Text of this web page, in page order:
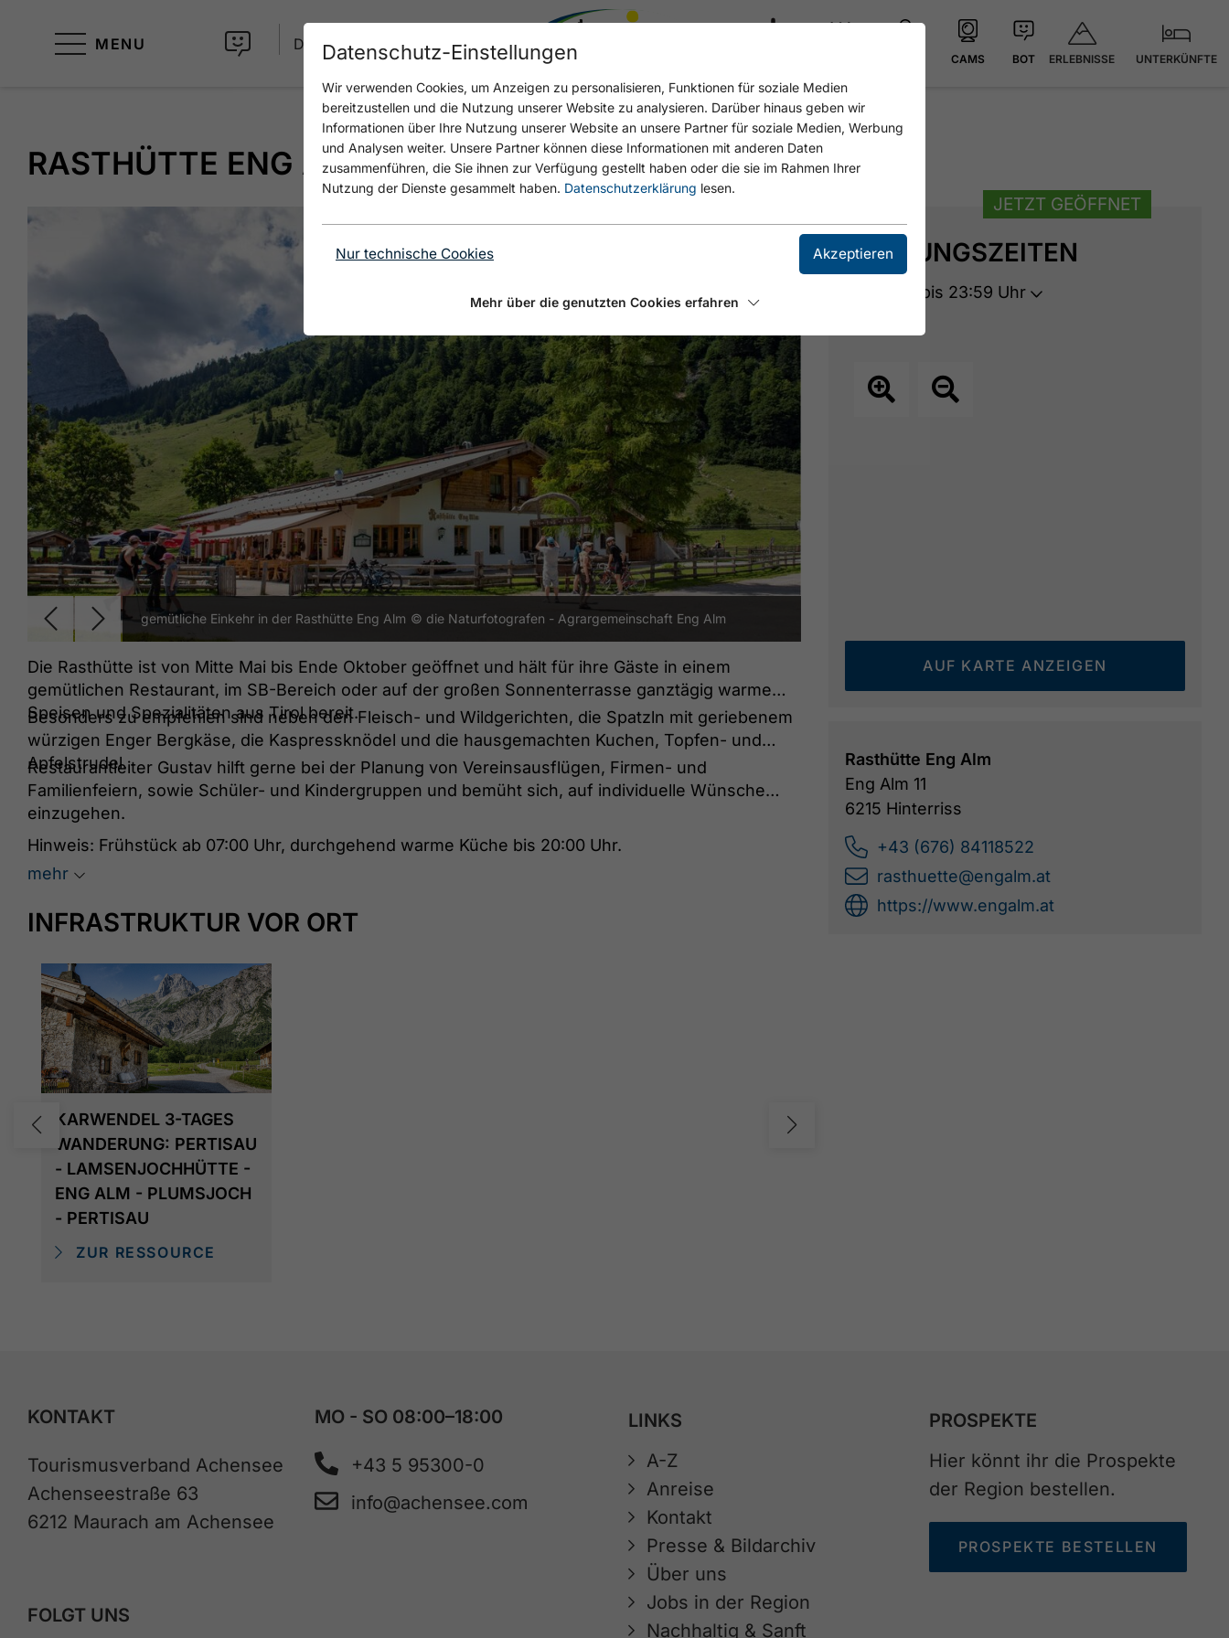
MENU DE
CAMS BOT ERLEBNISSE UNTERKÜNFTE
RASTHÜTTE ENG ALM
gemütliche Einkehr in der Rasthütte Eng Alm © die Naturfotografen - Agrargemeinschaft Eng Alm
Die Rasthütte ist von Mitte Mai bis Ende Oktober geöffnet und hält für ihre Gäste in einem
gemütlichen Restaurant, im SB-Bereich oder auf der großen Sonnenterrasse ganztägig warme
Speisen und Spezialitäten aus Tirol bereit.
Besonders zu empfehlen sind neben den Fleisch- und Wildgerichten, die Spatzln mit geriebenem
würzigen Enger Bergkäse, die Kaspressknödel und die hausgemachten Kuchen, Topfen- und
Apfelstrudel.
Restaurantleiter Gustav hilft gerne bei der Planung von Vereinsausflügen, Firmen- und
Familienfeiern, sowie Schüler- und Kindergruppen und bemüht sich, auf individuelle Wünsche
einzugehen.
Hinweis: ​Frühstück ab 07:00 Uhr, durchgehend warme Küche bis 20:00 Uhr.
mehr
INFRASTRUKTUR VOR ORT
KARWENDEL 3-TAGES
WANDERUNG: PERTISAU
- LAMSENJOCHHÜTTE -
ENG ALM - PLUMSJOCH
- PERTISAU
ZUR RESSOURCE
ÖFFNUNGSZEITEN
Geöffnet bis 23:59 Uhr
JETZT GEÖFFNET
AUF KARTE ANZEIGEN
Rasthütte Eng Alm
Eng Alm 11
6215 Hinterriss
+43 (676) 84118522
rasthuette@engalm.at
https://www.engalm.at
KONTAKT
Tourismusverband Achensee
Achenseestraße 63
6212 Maurach am Achensee
MO - SO 08:00–18:00
+43 5 95300-0
info@achensee.com
FOLGT UNS
LINKS
A-Z
Anreise
Kontakt
Presse & Bildarchiv
Über uns
Jobs in der Region
Nachhaltig & Sanft
PROSPEKTE
Hier könnt ihr die Prospekte
der Region bestellen.
PROSPEKTE BESTELLEN
Datenschutz-Einstellungen
Wir verwenden Cookies, um Anzeigen zu personalisieren, Funktionen für soziale Medien
bereitzustellen und die Nutzung unserer Website zu analysieren. Darüber hinaus geben wir
Informationen über Ihre Nutzung unserer Website an unsere Partner für soziale Medien, Werbung
und Analysen weiter. Unsere Partner können diese Informationen mit anderen Daten
zusammenführen, die Sie ihnen zur Verfügung gestellt haben oder die sie im Rahmen Ihrer
Nutzung der Dienste gesammelt haben. Datenschutzerklärung lesen.
Nur technische Cookies Akzeptieren
Mehr über die genutzten Cookies erfahren